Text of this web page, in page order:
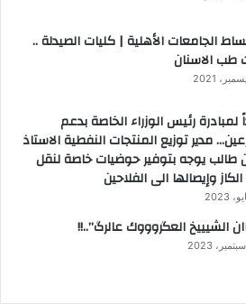
الجامعات الأهلية | كليات الصيدلة ..
طب الاسنان
لمبادرة رئيس الوزراء الخاصة بدعم
مدير توزيع المنتجات النفطية الاستاذ
يوجه بتوفير حوضيات خاصة لنقل
وإيصالها الى الفلاحين
الشيييخ العگروووك عالرگ”..!!